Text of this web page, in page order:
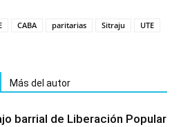
CABA paritarias Sitraju
UTE
Más del autor
barrial de Liberación Popular